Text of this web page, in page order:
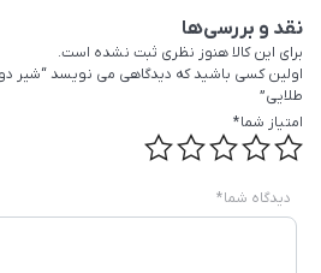
نقد و بررسی‌ها
برای این کالا هنوز نظری ثبت نشده است.
اولین کسی باشید که دیدگاهی می نویسد “شیر
طلایی”
امتیاز شما*
دیدگاه شما*